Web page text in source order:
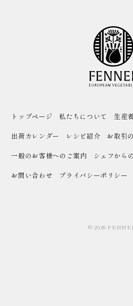
トップページ 私たちについて 生産
出荷カレンダー レシピ紹介 お取引
一般のお客様へのご案内 シェフから
お問い合わせ プライバシーポリシー
© 2026